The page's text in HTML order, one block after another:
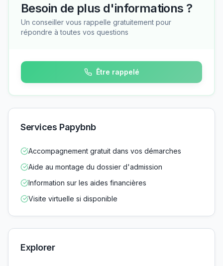
Besoin de plus d'informations ?
Un conseiller vous rappelle gratuitement pour
répondre à toutes vos questions
Être rappelé
Services Papybnb
Accompagnement gratuit dans vos démarches
Aide au montage du dossier d'admission
Information sur les aides financières
Visite virtuelle si disponible
Explorer